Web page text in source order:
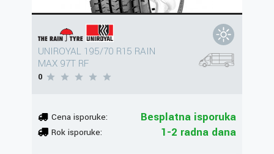
UNIROYAL 195/70 R15 RAIN
MAX 97T RF
0
Cena isporuke: Besplatna isporuka
Rok isporuke: 1-2 radna dana